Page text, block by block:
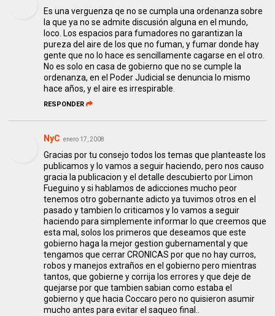
Es una verguenza qe no se cumpla una ordenanza sobre
la que ya no se admite discusión alguna en el mundo,
loco. Los espacios para fumadores no garantizan la
pureza del aire de los que no fuman, y fumar donde hay
gente que no lo hace es sencillamente cagarse en el otro.
No es solo en casa de gobierno que no se cumple la
ordenanza, en el Poder Judicial se denuncia lo mismo
hace años, y el aire es irrespirable.
RESPONDER
NyC enero 17, 2008
Gracias por tu consejo todos los temas que planteaste los
publicamos y lo vamos a seguir haciendo, pero nos causo
gracia la publicacion y el detalle descubierto por Limon
Fueguino y si hablamos de adicciones mucho peor
tenemos otro gobernante adicto ya tuvimos otros en el
pasado y tambien lo criticamos y lo vamos a seguir
haciendo para simplemente informar lo que creemos que
esta mal, solos los primeros que deseamos que este
gobierno haga la mejor gestion gubernamental y que
tengamos que cerrar CRONICAS por que no hay curros,
robos y manejos extraños en el gobierno pero mientras
tantos, que gobierne y corrija los errores y que deje de
quejarse por que tambien sabian como estaba el
gobierno y que hacia Coccaro pero no quisieron asumir
mucho antes para evitar el saqueo final..